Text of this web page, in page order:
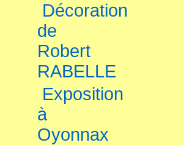
Décoration
de
Robert
RABELLE
Exposition
à
Oyonnax